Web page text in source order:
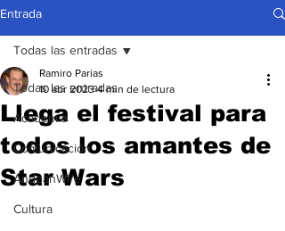
Entrada
Todas las entradas
Academia
Comunicación
AndeanWire
Cultura
Todas las entradas
Llega el festival para
todos los amantes de
Star Wars
Ramiro Parias
10 abr 2023 4 min de lectura